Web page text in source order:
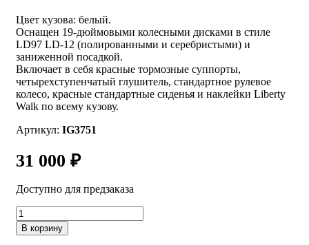
Цвет кузова: белый.
Оснащен 19-дюймовыми колесными дисками в стиле
LD97 LD-12 (полированными и серебристыми) и
заниженной посадкой.
Включает в себя красные тормозные суппорты,
четырехступенчатый глушитель, стандартное рулевое
колесо, красные стандартные сиденья и наклейки Liberty
Walk по всему кузову.
Артикул: IG3751
31 000 ₽
Доступно для предзаказа
Количество
товара
IG3751
В корзину